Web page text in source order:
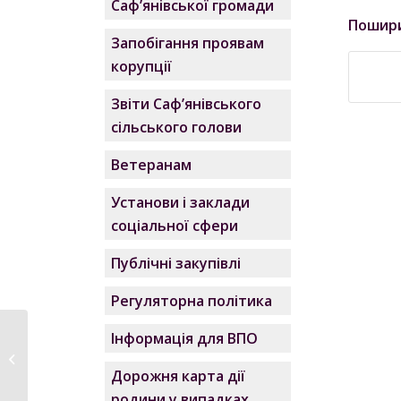
Саф’янівської громади
Запобігання проявам
корупції
Звіти Саф’янівського
сільського голови
Ветеранам
Установи і заклади
соціальної сфери
Публічні закупівлі
Регуляторна політика
Інформація для ВПО
Дорожня карта дії
Реєстрація продажу